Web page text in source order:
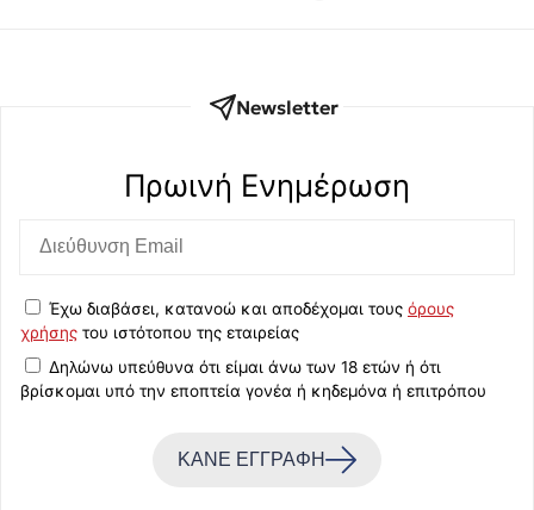
Newsletter
Πρωινή Eνημέρωση
Έχω διαβάσει, κατανοώ και αποδέχομαι τους όρους
χρήσης του ιστότοπου της εταιρείας
Δηλώνω υπεύθυνα ότι είμαι άνω των 18 ετών ή ότι
βρίσκομαι υπό την εποπτεία γονέα ή κηδεμόνα ή επιτρόπου
ΚΑΝΕ ΕΓΓΡΑΦΗ